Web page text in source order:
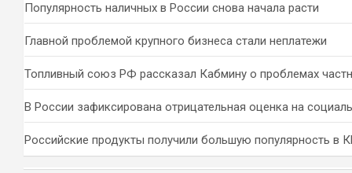
Популярность наличных в России снова начала расти
Главной проблемой крупного бизнеса стали неплатежи
Топливный союз РФ рассказал Кабмину о проблемах
В России зафиксирована отрицательная оценка на
Российские продукты получили большую популярность в